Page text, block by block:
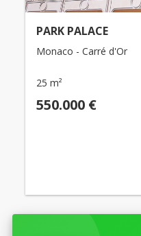
PARK PALACE
Monaco - Carré d'Or
25 m²
550.000 €